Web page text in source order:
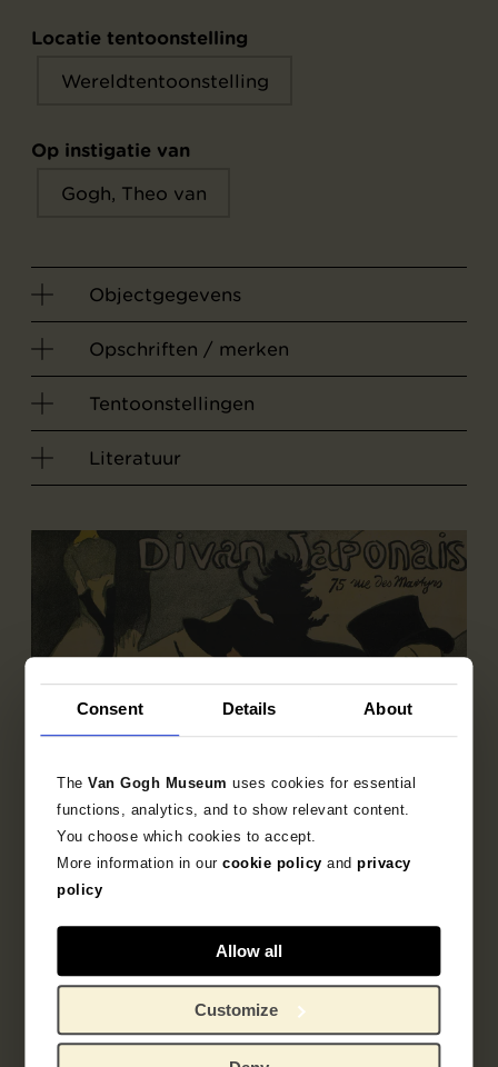
Consent Details About
TheVan Gogh Museumuses cookies for essential
functions, analytics, and to show relevant content.
You choose which cookies to accept.
More information in ourcookie policy andprivacy
policy
Allow all
Customize
Locatie tentoonstelling
Wereldtentoonstelling
Op instigatie van
Gogh, Theo van
Objectgegevens
Opschriften / merken
Tentoonstellingen
Literatuur
Deelcollectie
Franse prentkunst 1850-1905
Ontdek de bijzondere verzameling Franse prenten
uit het fin-de-siècle.